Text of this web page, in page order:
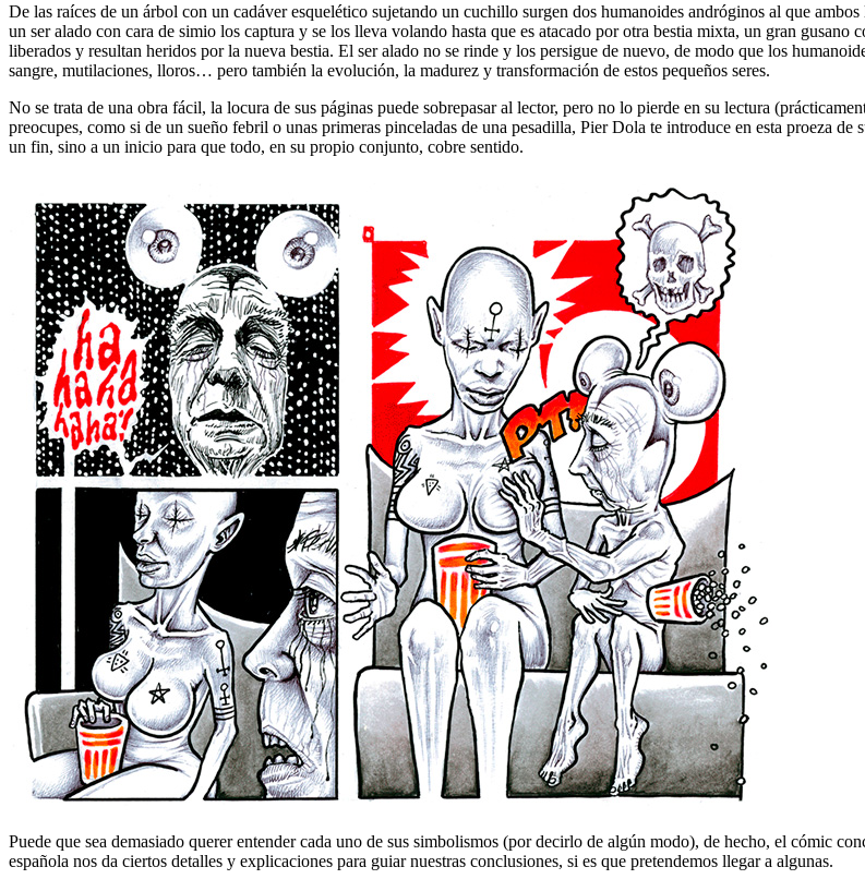
De las raíces de un árbol con un cadáver esquelético sujetando un cuchillo surgen dos humanoides andróginos al que
un ser alado con cara de simio los captura y se los lleva volando hasta que es atacado por otra bestia mixta, un gran
liberados y resultan heridos por la nueva bestia. El ser alado no se rinde y los persigue de nuevo, de modo que los
sangre, mutilaciones, lloros… pero también la evolución, la madurez y transformación de estos pequeños seres.
No se trata de una obra fácil, la locura de sus páginas puede sobrepasar al lector, pero no lo pierde en su lectura
preocupes, como si de un sueño febril o unas primeras pinceladas de una pesadilla, Pier Dola te introduce en esta proeza
un fin, sino a un inicio para que todo, en su propio conjunto, cobre sentido.
Puede que sea demasiado querer entender cada uno de sus simbolismos (por decirlo de algún modo), de hecho, el cómic
española nos da ciertos detalles y explicaciones para guiar nuestras conclusiones, si es que pretendemos llegar a algunas.